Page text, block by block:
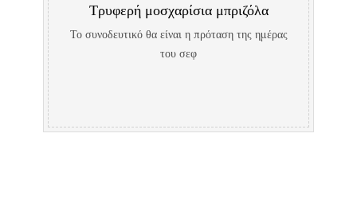
Τρυφερή μοσχαρίσια μπριζόλα
Το συνοδευτικό θα είναι η πρόταση της ημέρας
του σεφ